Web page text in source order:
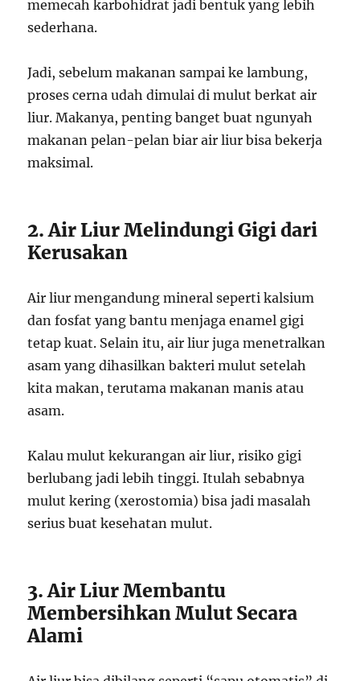
memecah karbohidrat jadi bentuk yang lebih
sederhana.
Jadi, sebelum makanan sampai ke lambung,
proses cerna udah dimulai di mulut berkat air
liur. Makanya, penting banget buat ngunyah
makanan pelan-pelan biar air liur bisa bekerja
maksimal.
2. Air Liur Melindungi Gigi dari
Kerusakan
Air liur mengandung mineral seperti kalsium
dan fosfat yang bantu menjaga enamel gigi
tetap kuat. Selain itu, air liur juga menetralkan
asam yang dihasilkan bakteri mulut setelah
kita makan, terutama makanan manis atau
asam.
Kalau mulut kekurangan air liur, risiko gigi
berlubang jadi lebih tinggi. Itulah sebabnya
mulut kering (xerostomia) bisa jadi masalah
serius buat kesehatan mulut.
3. Air Liur Membantu
Membersihkan Mulut Secara
Alami